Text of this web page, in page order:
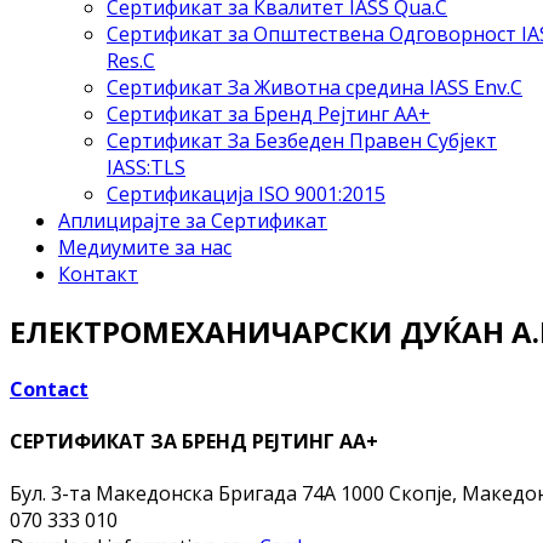
Сертификат за Квалитет IASS Qua.C
Сертификат за Општествена Одговорност
Res.C
Сертификат За Животна средина IASS Env.C
Сертификат за Бренд Рејтинг АА+
Сертификат За Безбеден Правен Субјект
IASS:TLS
Сертификација ISO 9001:2015
Аплицирајте за Сертификат
Медиумите за нас
Контакт
ЕЛЕКТРОМЕХАНИЧАРСКИ ДУЌАН
Contact
СЕРТИФИКАТ ЗА БРЕНД РЕЈТИНГ АА+
Бул. 3-та Македонска Бригада 74А 1000 Скопје,
070 333 010